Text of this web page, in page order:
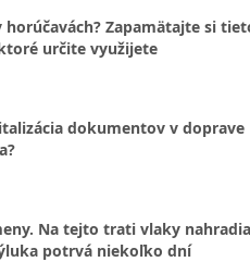
horúčavách? Zapamätajte si
určite využijete
dokumentov v doprave
Na tejto trati vlaky nahradia
potrvá niekoľko dní